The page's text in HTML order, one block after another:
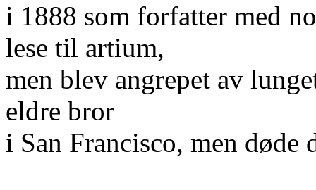
i 1888 som forfatter med
lese til artium,
men blev angrepet av
eldre bror
i San Francisco, men døde